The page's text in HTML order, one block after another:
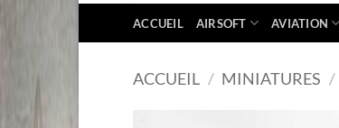
ACCUEIL AIRSOFT AVIATION
ACCUEIL / MINIATURES /